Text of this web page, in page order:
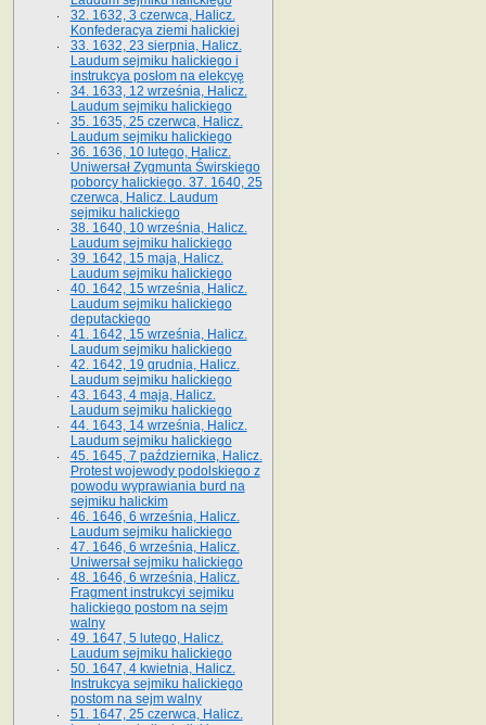
32. 1632, 3 czerwca, Halicz.
Konfederacya ziemi halickiej
33. 1632, 23 sierpnia, Halicz.
Laudum sejmiku halickiego i
instrukcya posłom na elekcyę
34. 1633, 12 września, Halicz.
Laudum sejmiku halickiego
35. 1635, 25 czerwca, Halicz.
Laudum sejmiku halickiego
36. 1636, 10 lutego, Halicz.
Uniwersał Zygmunta Świrskiego
poborcy halickiego. 37. 1640, 25
czerwca, Halicz. Laudum
sejmiku halickiego
38. 1640, 10 września, Halicz.
Laudum sejmiku halickiego
39. 1642, 15 maja, Halicz.
Laudum sejmiku halickiego
40. 1642, 15 września, Halicz.
Laudum sejmiku halickiego
deputackiego
41. 1642, 15 września, Halicz.
Laudum sejmiku halickiego
42. 1642, 19 grudnia, Halicz.
Laudum sejmiku halickiego
43. 1643, 4 maja, Halicz.
Laudum sejmiku halickiego
44. 1643, 14 września, Halicz.
Laudum sejmiku halickiego
45. 1645, 7 października, Halicz.
Protest wojewody podolskiego z
powodu wyprawiania burd na
sejmiku halickim
46. 1646, 6 września, Halicz.
Laudum sejmiku halickiego
47. 1646, 6 września, Halicz.
Uniwersał sejmiku halickiego
48. 1646, 6 września, Halicz.
Fragment instrukcyi sejmiku
halickiego postom na sejm
walny
49. 1647, 5 lutego, Halicz.
Laudum sejmiku halickiego
50. 1647, 4 kwietnia, Halicz.
Instrukcya sejmiku halickiego
postom na sejm walny
51. 1647, 25 czerwca, Halicz.